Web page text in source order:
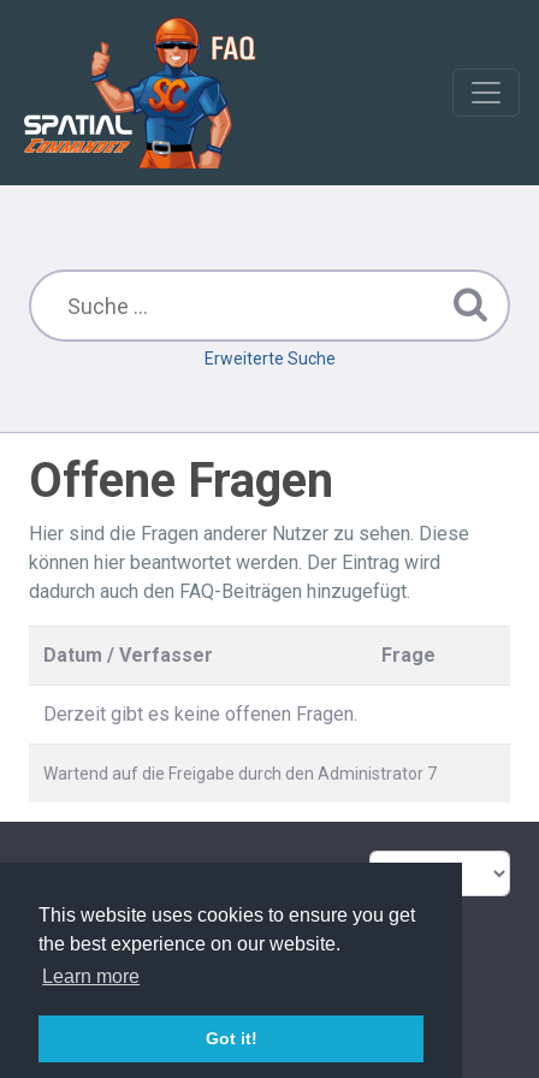
This website uses cookies to ensure you get
the best experience on our website.
Learn more
Got it!
Erweiterte Suche
Offene Fragen
Hier sind die Fragen anderer Nutzer zu sehen. Diese
können hier beantwortet werden. Der Eintrag wird
dadurch auch den FAQ-Beiträgen hinzugefügt.
Datum / Verfasser Frage
Derzeit gibt es keine offenen Fragen.
Wartend auf die Freigabe durch den Administrator 7
Glossar Kontakt
Datenschutzerklärung